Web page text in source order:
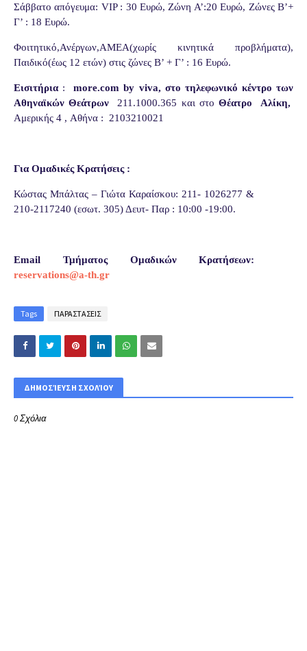
Σάββατο απόγευμα: VIP : 30 Ευρώ, Ζώνη Α’:20 Ευρώ, Ζώνες Β’+
Γ’ : 18 Ευρώ.
Φοιτητικό,Ανέργων,ΑΜΕΑ(χωρίς κινητικά προβλήματα),
Παιδικό(έως 12 ετών) στις ζώνες Β’ + Γ’ : 16 Ευρώ.
Εισιτήρια: more.com by viva, στο τηλεφωνικό κέντρο των
Αθηναϊκών Θεάτρων
211.1000.365 και στο Θέατρο
Αλίκη,
Αμερικής 4 , Aθήνα : 2103210021
Για Ομαδικές Κρατήσεις :
Κώστας Μπάλτας – Γιώτα Καραίσκου: 211- 1026277 &
210-2117240 (εσωτ. 305) Δευτ- Παρ : 10:00 -19:00.
Εmail Τμήματος Ομαδικών Κρατήσεων:
reservations@a-th.gr
Tags ΠΑΡΑΣΤΑΣΕΙΣ
ΔΗΜΟΣΊΕΥΣΗ ΣΧΟΛΊΟΥ
0 Σχόλια